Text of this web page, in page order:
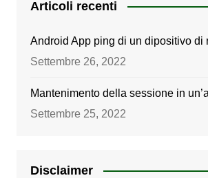
Articoli recenti
Android App ping di un dipositivo di
Settembre 26, 2022
Mantenimento della sessione in
Settembre 25, 2022
Disclaimer